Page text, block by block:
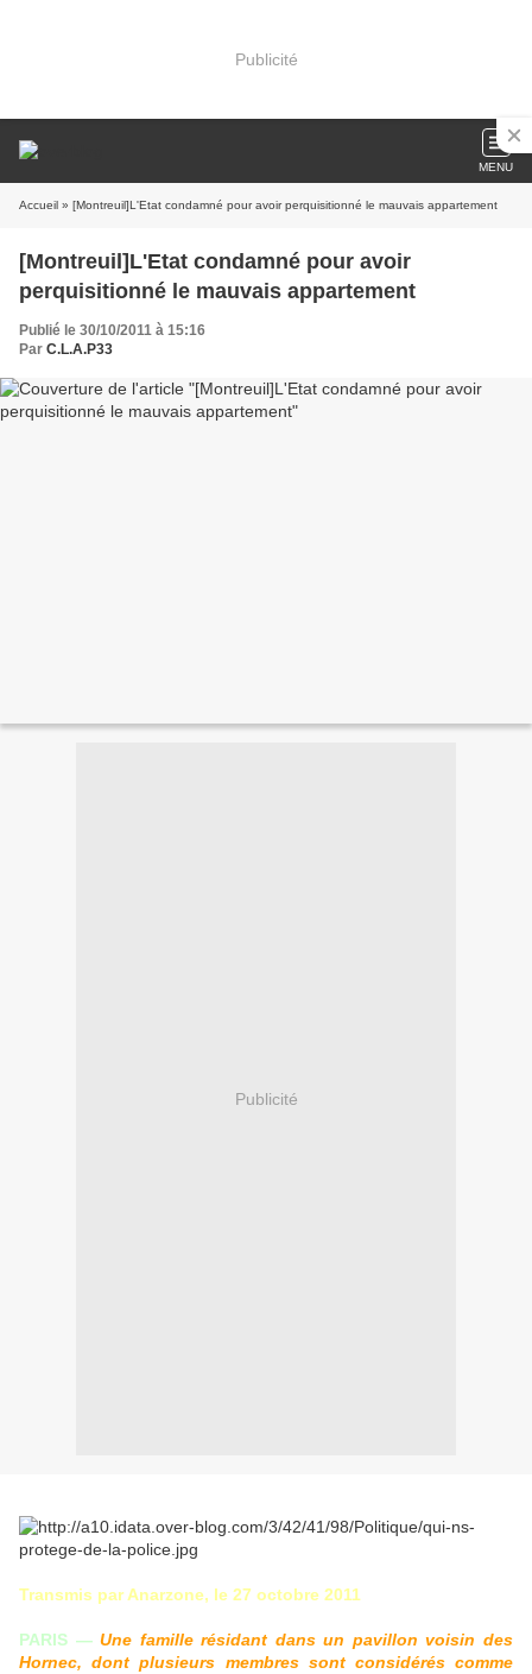
Publicité
MENU
Accueil » [Montreuil]L'Etat condamné pour avoir perquisitionné le mauvais appartement
[Montreuil]L'Etat condamné pour avoir
perquisitionné le mauvais appartement
Publié le 30/10/2011 à 15:16
Par C.L.A.P33
Publicité
Transmis par Anarzone, le 27 octobre 2011
PARIS — Une famille résidant dans un pavillon voisin des
Hornec, dont plusieurs membres sont considérés comme